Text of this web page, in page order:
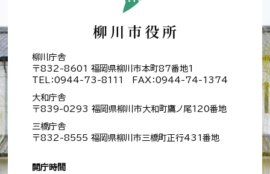
柳川庁舎
〒832-8601 福岡県柳川市本町87番地1
TEL：0944-73-8111 FAX：0944-74-1374
大和庁舎
〒839-0293 福岡県柳川市大和町鷹ノ尾120番地
三橋庁舎
〒832-8555 福岡県柳川市三橋町正行431番地
開庁時間